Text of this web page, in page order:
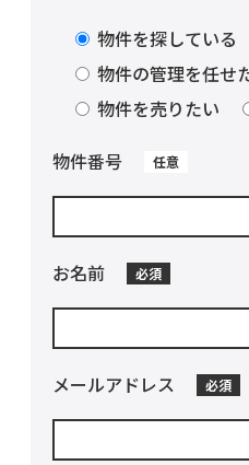
物件を探している
物件の管理を任せ
物件を売りたい
物件番号
任意
お名前 必須
メールアドレス 必須